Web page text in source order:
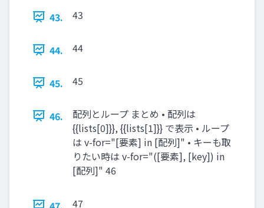
43. 43
44. 44
45. 45
46.
配列とループ まとめ • 配列は
{{lists[0]}}, {{lists[1]}} で表示 • ループ
は v-for="[要素] in [配列]" • キーも取
りたい時は v-for="([要素], [key]) in
[配列]" 46
47